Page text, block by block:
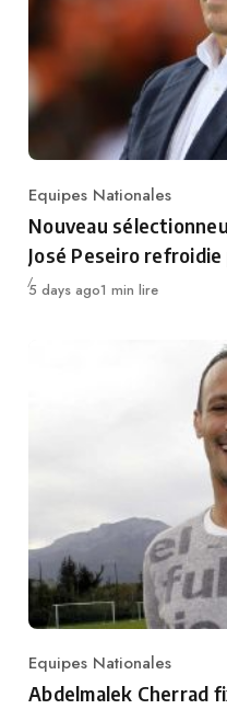
Category
Equipes Nationales
Nouveau
José Peseiro
Publié
5 days ago1 min lire
Category
Equipes Nationales
Abdelmalek Cherrad